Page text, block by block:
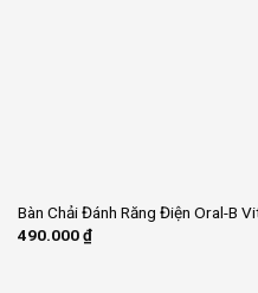
Bàn Chải Đánh Răng Điện Oral-B
490.000₫